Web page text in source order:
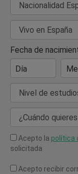
Nacionalidad
País de
Fecha de
Día
Nivel de
¿Cuándo
Acepto la política
solicitada
Acepto recibir